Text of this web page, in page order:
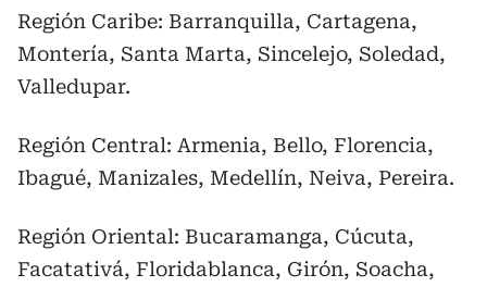
Región Caribe: Barranquilla, Cartagena,
Montería, Santa Marta, Sincelejo, Soledad,
Valledupar.
Región Central: Armenia, Bello, Florencia,
Ibagué, Manizales, Medellín, Neiva, Pereira.
Región Oriental: Bucaramanga, Cúcuta,
Facatativá, Floridablanca, Girón, Soacha,